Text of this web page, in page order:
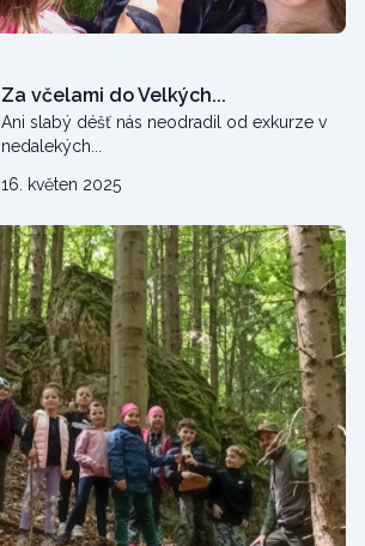
Za včelami do Velkých...
Ani slabý déšť nás neodradil od exkurze v
nedalekých...
16. květen 2025